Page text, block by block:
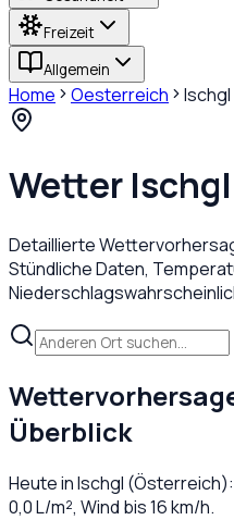
Freizeit
Allgemein
Home Oesterreich Ischgl
Wetter Ischgl
Detaillierte
Stündliche Daten,
Überblick
Heute inIschgl (Österreich):
0,0L/m², Wind bis16km/h.